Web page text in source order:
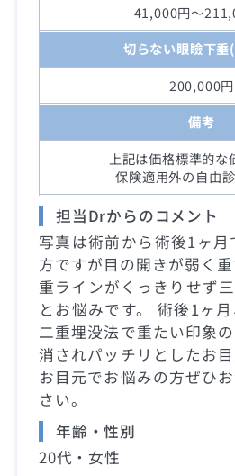
41,000円～
切らない眼瞼下垂
200,000円
備考
上記は価格標準的な
保険適用外の自由診
担当Drからのコメント
写真は術前から術後1ヶ月
方ですが目の開きが弱く
重ラインがくっきりせず
とお悩みです。 術後1ヶ
二重埋没法で重たい印象
消されパッチリとしたお目
お目元でお悩みの方ぜひ
さい。
年齢・性別
20代・女性